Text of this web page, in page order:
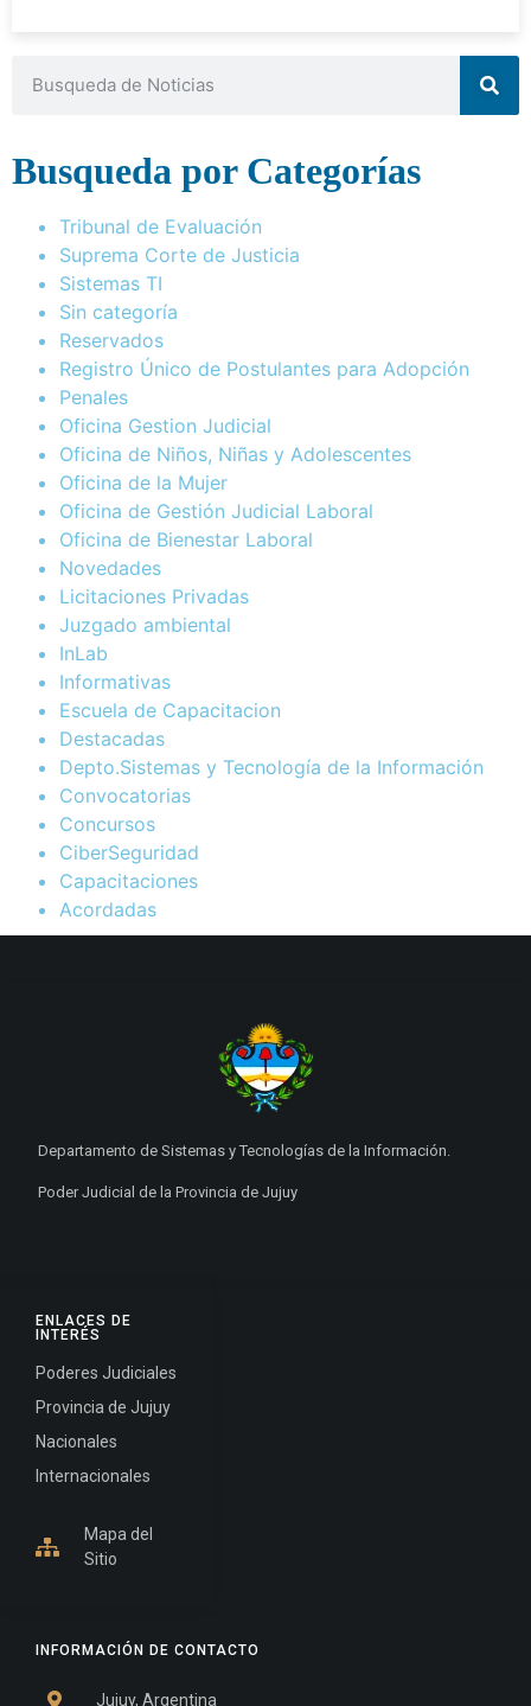
Busqueda por Categorías
Tribunal de Evaluación
Suprema Corte de Justicia
Sistemas TI
Sin categoría
Reservados
Registro Único de Postulantes para Adopción
Penales
Oficina Gestion Judicial
Oficina de Niños, Niñas y Adolescentes
Oficina de la Mujer
Oficina de Gestión Judicial Laboral
Oficina de Bienestar Laboral
Novedades
Licitaciones Privadas
Juzgado ambiental
InLab
Informativas
Escuela de Capacitacion
Destacadas
Depto.Sistemas y Tecnología de la Información
Convocatorias
Concursos
CiberSeguridad
Capacitaciones
Acordadas
INFORMACIÓN DE CONTACTO
Jujuy, Argentina
ENLACES DE
INTERÉS
Poderes Judiciales
Provincia de Jujuy
Nacionales
Internacionales
Mapa del
Sitio
Departamento de Sistemas y Tecnologías de la Información.
Poder Judicial de la Provincia de Jujuy